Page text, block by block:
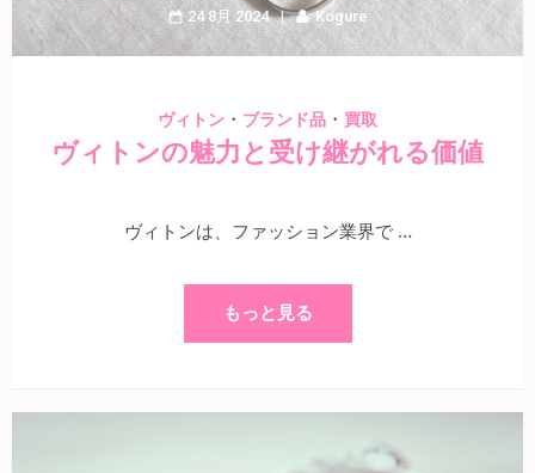
24 8月 2024 Kogure
ヴィトン ・ ブランド品 ・ 買取
ヴィトンの魅力と受け継がれる価値
ヴィトンは、ファッション業界で …
もっと見る